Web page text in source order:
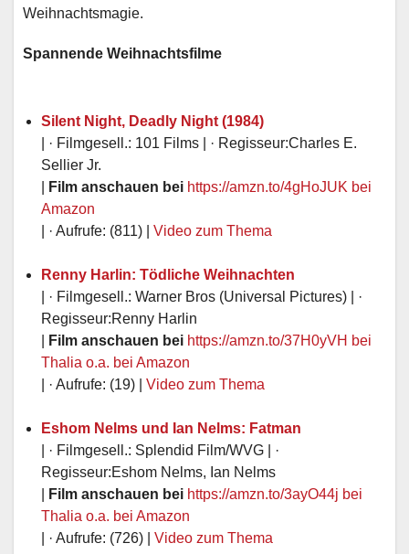
Weihnachtsmagie.
Spannende Weihnachtsfilme
Silent Night, Deadly Night (1984)
| · Filmgesell.: 101 Films | · Regisseur:Charles E.
Sellier Jr.
Film anschauen bei https://amzn.to/4gHoJUK bei
Amazon
| · Aufrufe: (811) | Video zum Thema
Renny Harlin: Tödliche Weihnachten
| · Filmgesell.: Warner Bros (Universal Pictures) | ·
Regisseur:Renny Harlin
Film anschauen bei https://amzn.to/37H0yVH bei
Thalia o.a. bei Amazon
| · Aufrufe: (19) | Video zum Thema
Eshom Nelms und Ian Nelms: Fatman
| · Filmgesell.: Splendid Film/WVG | ·
Regisseur:Eshom Nelms, Ian Nelms
Film anschauen bei https://amzn.to/3ayO44j bei
Thalia o.a. bei Amazon
| · Aufrufe: (726) | Video zum Thema